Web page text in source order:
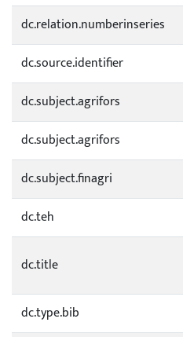
dc.relation.numberinseries
dc.source.identifier
dc.subject.agrifors
dc.subject.agrifors
dc.subject.finagri
dc.teh
dc.title
dc.type.bib